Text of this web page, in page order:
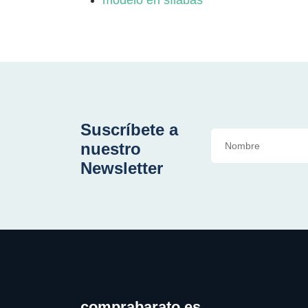
Suscríbete a
nuestro
Newsletter